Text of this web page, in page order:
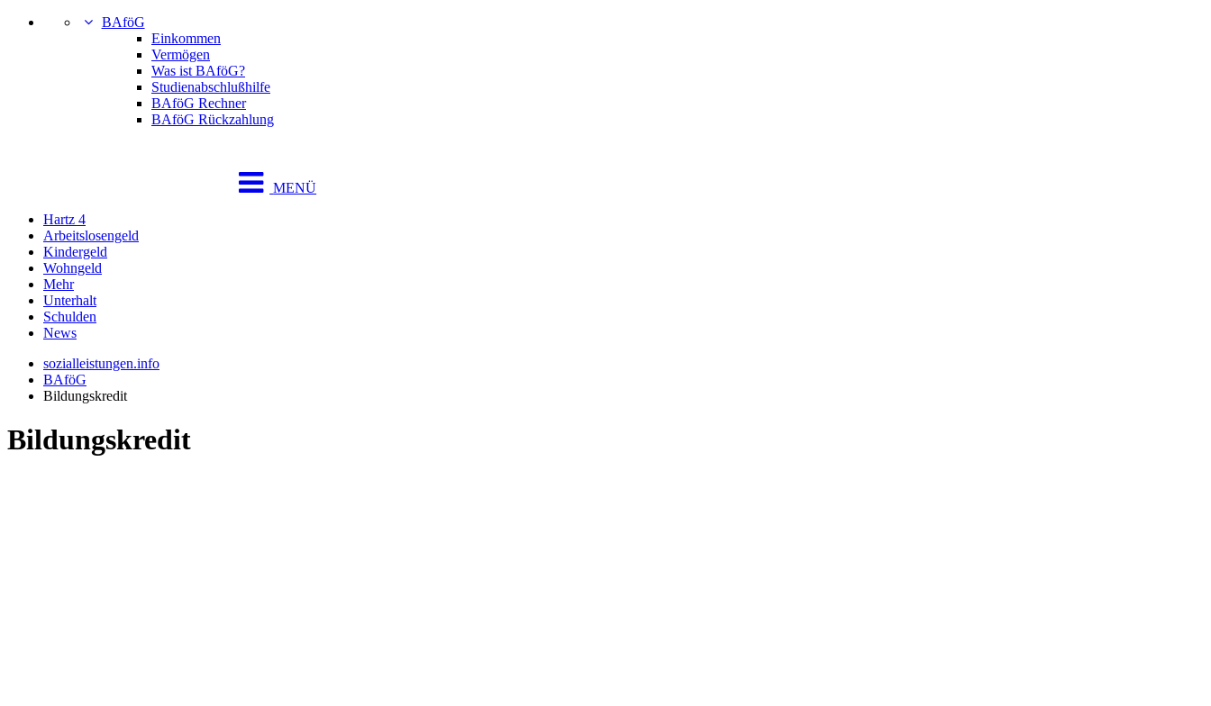
BAföG
Einkommen
Vermögen
Was ist BAföG?
Studienabschlußhilfe
BAföG Rechner
BAföG Rückzahlung
MENÜ
Hartz 4
Arbeitslosengeld
Kindergeld
Wohngeld
Mehr
Unterhalt
Schulden
News
sozialleistungen.info
BAföG
Bildungskredit
Bildungskredit